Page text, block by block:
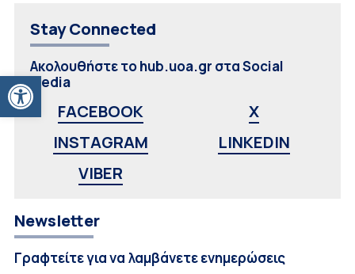
Ανοίξτε τη γραμμή εργαλείων
Stay Connected
Ακολουθήστε το hub.uoa.gr στα Social
Media
FACEBOOK
X
INSTAGRAM
LINKEDIN
VIBER
Newsletter
Γραφτείτε για να λαμβάνετε ενημερώσεις